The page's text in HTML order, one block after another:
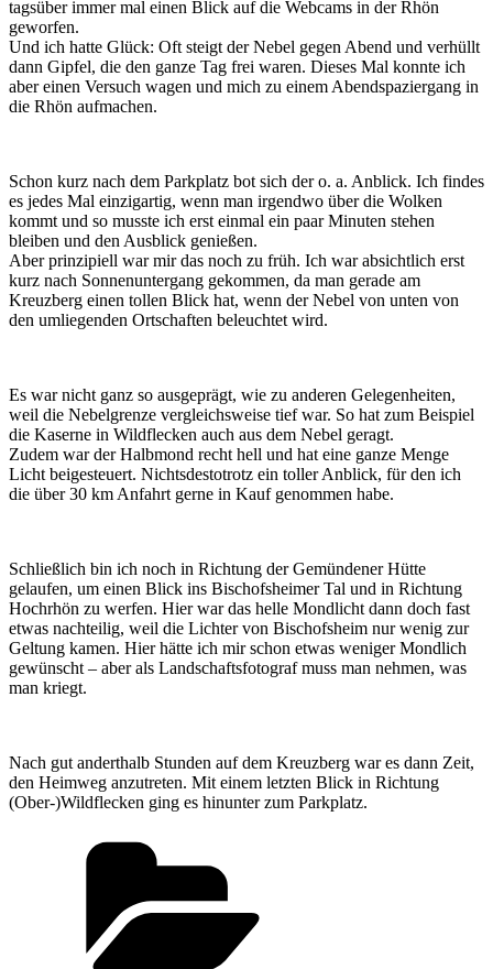
tagsüber immer mal einen Blick auf die Webcams in der Rhön
geworfen.
Und ich hatte Glück: Oft steigt der Nebel gegen Abend und verhüllt
dann Gipfel, die den ganze Tag frei waren. Dieses Mal konnte ich
aber einen Versuch wagen und mich zu einem Abendspaziergang in
die Rhön aufmachen.
Schon kurz nach dem Parkplatz bot sich der o. a. Anblick. Ich findes
es jedes Mal einzigartig, wenn man irgendwo über die Wolken
kommt und so musste ich erst einmal ein paar Minuten stehen
bleiben und den Ausblick genießen.
Aber prinzipiell war mir das noch zu früh. Ich war absichtlich erst
kurz nach Sonnenuntergang gekommen, da man gerade am
Kreuzberg einen tollen Blick hat, wenn der Nebel von unten von
den umliegenden Ortschaften beleuchtet wird.
Es war nicht ganz so ausgeprägt, wie zu anderen Gelegenheiten,
weil die Nebelgrenze vergleichsweise tief war. So hat zum Beispiel
die Kaserne in Wildflecken auch aus dem Nebel geragt.
Zudem war der Halbmond recht hell und hat eine ganze Menge
Licht beigesteuert. Nichtsdestotrotz ein toller Anblick, für den ich
die über 30 km Anfahrt gerne in Kauf genommen habe.
Schließlich bin ich noch in Richtung der Gemündener Hütte
gelaufen, um einen Blick ins Bischofsheimer Tal und in Richtung
Hochrhön zu werfen. Hier war das helle Mondlicht dann doch fast
etwas nachteilig, weil die Lichter von Bischofsheim nur wenig zur
Geltung kamen. Hier hätte ich mir schon etwas weniger Mondlich
gewünscht – aber als Landschaftsfotograf muss man nehmen, was
man kriegt.
Nach gut anderthalb Stunden auf dem Kreuzberg war es dann Zeit,
den Heimweg anzutreten. Mit einem letzten Blick in Richtung
(Ober-)Wildflecken ging es hinunter zum Parkplatz.